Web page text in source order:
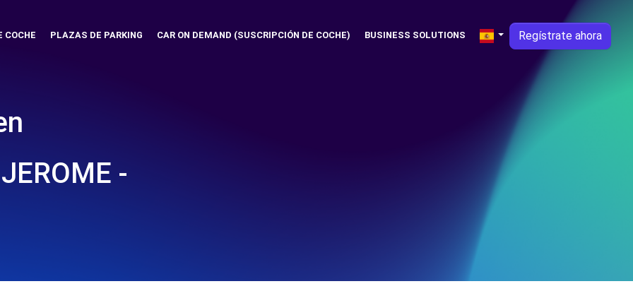
COCHE PLAZAS DE PARKING CAR ON DEMAND (SUSCRIPCIÓN DE COCHE) BUSINESS SOLUTIONS Regístrate ahora
-